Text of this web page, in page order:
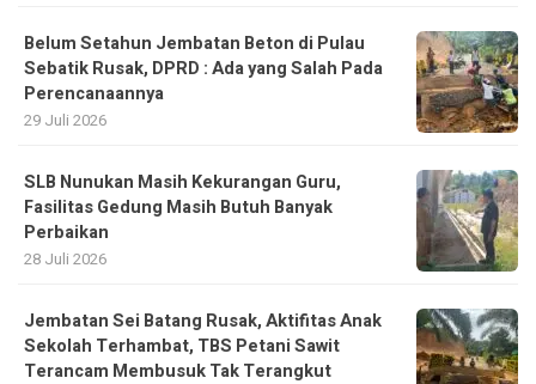
Belum Setahun Jembatan Beton di Pulau
Sebatik Rusak, DPRD : Ada yang Salah Pada
Perencanaannya
29 Juli 2026
SLB Nunukan Masih Kekurangan Guru,
Fasilitas Gedung Masih Butuh Banyak
Perbaikan
28 Juli 2026
Jembatan Sei Batang Rusak, Aktifitas Anak
Sekolah Terhambat, TBS Petani Sawit
Terancam Membusuk Tak Terangkut